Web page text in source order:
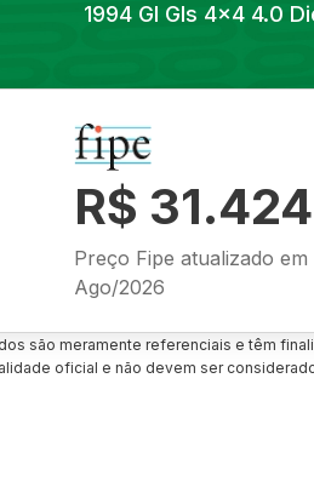
1994 Gl Gls 4x4 4.0
R$ 31.424
Preço Fipe atualizado em
Ago/2026
são meramente referenciais e têm
oficial e não devem ser